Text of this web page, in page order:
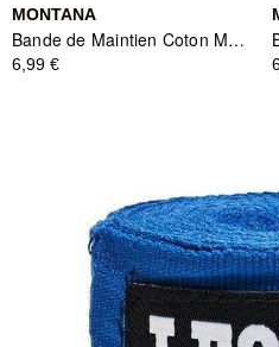
MONTANA
Bande de Maintien Coton Montana MBB3250 - Bleu
6,99 €